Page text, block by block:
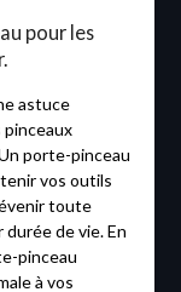
pour les
astuce
porte-pinceau
vos outils
toute
de vie. En
pinceau
à vos